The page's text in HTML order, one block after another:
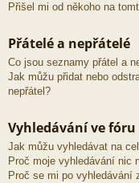
Přišel mi od někoho na
Přátelé a nepřátelé
Co jsou seznamy přátel a
Jak můžu přidat nebo
nepřátel?
Vyhledávání ve fóru
Jak můžu vyhledávat na
Proč moje vyhledávání nic
Proč se mi po vyhledávání